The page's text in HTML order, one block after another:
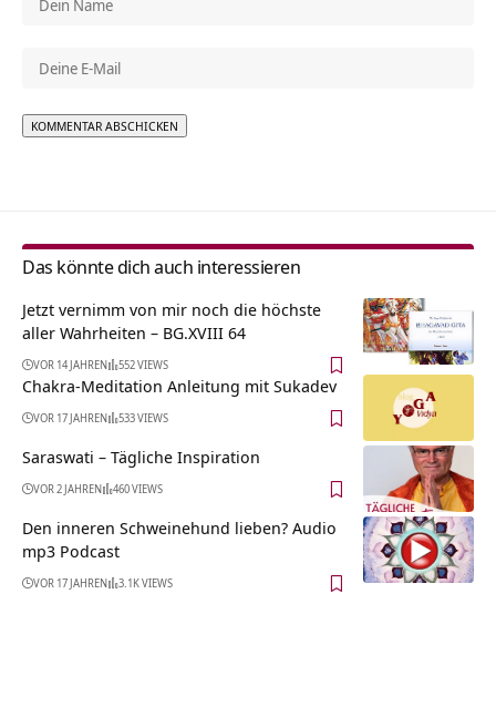
Das könnte dich auch interessieren
Jetzt vernimm von mir noch die höchste
aller Wahrheiten – BG.XVIII 64
VOR 14 JAHREN 552 VIEWS
Chakra-Meditation Anleitung mit Sukadev
VOR 17 JAHREN 533 VIEWS
Saraswati – Tägliche Inspiration
VOR 2 JAHREN 460 VIEWS
Den inneren Schweinehund lieben? Audio
mp3 Podcast
VOR 17 JAHREN 3.1K VIEWS